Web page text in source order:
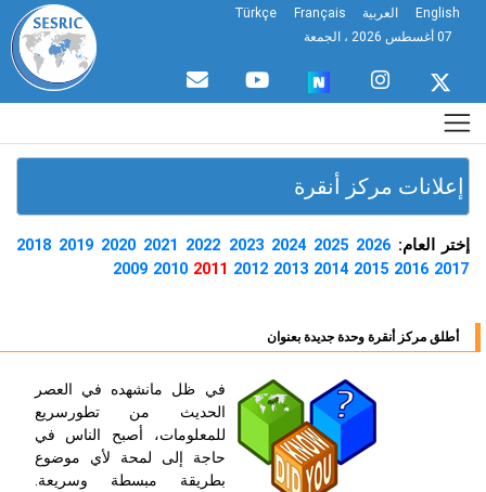
English العربية Français
Türkçe
إعلانات مركز أنقرة
إختر العام:2026
2025
2024
2023
2022
2021
2020
2019
2018
2017
2016
2015
2014
2013
2012
2011
2010
2009
أطلق مركز أنقرة وحدة جديدة بعنوان
في ظل مانشهده في العصر
الحديث من تطورسريع
للمعلومات، أصبح الناس في
حاجة إلى لمحة لأي موضوع
بطريقة مبسطة وسريعة.